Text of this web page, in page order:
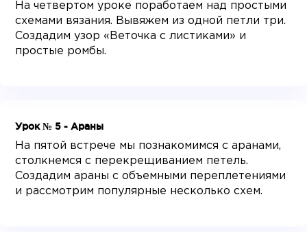
На четвертом уроке поработаем над простыми
схемами вязания. Вывяжем из одной петли три.
Создадим узор «Веточка с листиками» и
простые ромбы.
Урок № 5 - Араны
На пятой встрече мы познакомимся с аранами,
столкнемся с перекрещиванием петель.
Создадим араны с объемными переплетениями
и рассмотрим популярные несколько схем.